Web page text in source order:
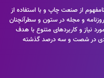
از صنعت چاپ و با استفاده از
و مجله در ستون و سطرآنچنان
نیاز و کاربردهای متنوع با هدف
زیادی در شصت و سه درصد گذشته